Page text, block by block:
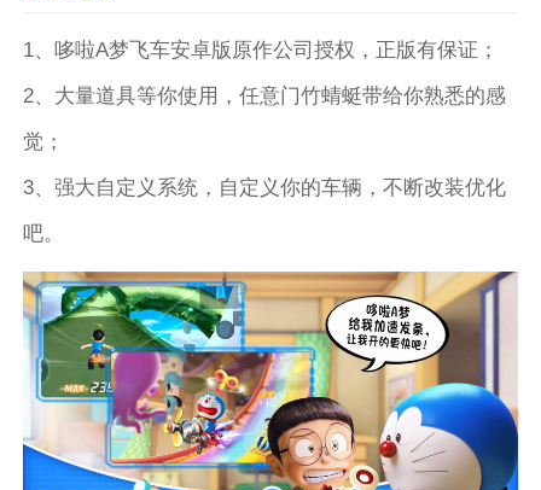
1、哆啦A梦飞车安卓版原作公司授权，正版有保证；
2、大量道具等你使用，任意门竹蜻蜓带给你熟悉的感
觉；
3、强大自定义系统，自定义你的车辆，不断改装优化
吧。